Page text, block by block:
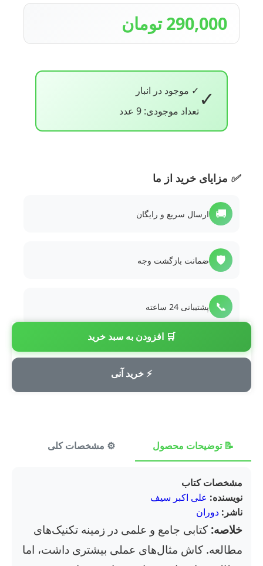
290,000 تومان
✓ ✓ موجود در انبار
تعداد موجودی: 9 عدد
🛒 افزودن به سبد خرید
⚡ خرید آنی
✅ مزایای خرید از ما
🚚 ارسال سریع و رایگان
🛡️ ضمانت بازگشت وجه
📞 پشتیبانی 24 ساعته
💳 پرداخت امن
📝 توضیحات محصول ⚙️ مشخصات کلی
مشخصات کتاب
نویسنده: علی اکبر سیف
ناشر: دوران
خلاصه: کتابی جامع و علمی در زمینه تکنیک‌های
مطالعه. کاش مثال‌های عملی بیشتری داشت، اما